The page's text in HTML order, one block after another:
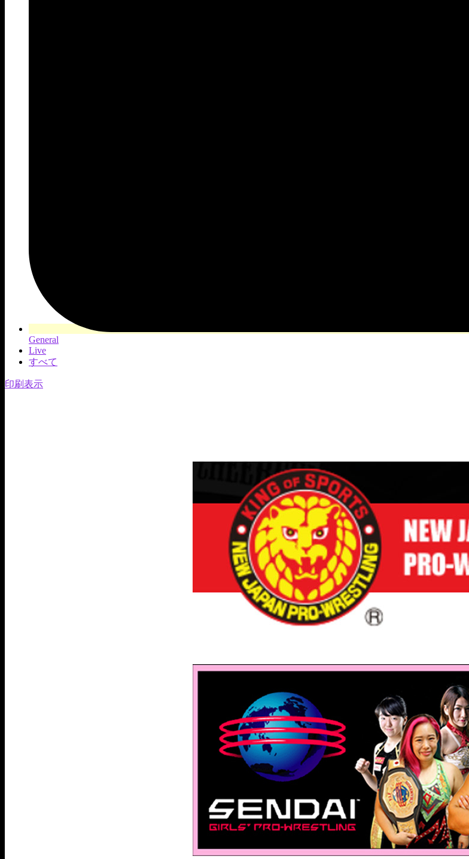
General
Live
すべて
印刷表示